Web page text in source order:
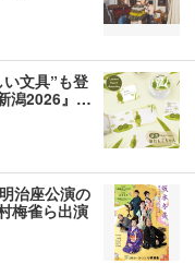
文具”も登
潟2026』…
治座公演の
梅雀ら出演